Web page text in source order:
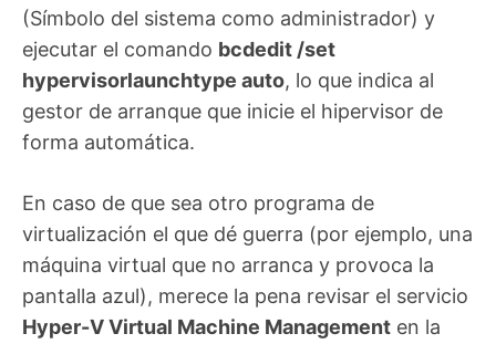
(Símbolo del sistema como administrador) y
ejecutar el comando bcdedit /set
hypervisorlaunchtype auto, lo que indica al
gestor de arranque que inicie el hipervisor de
forma automática.
En caso de que sea otro programa de
virtualización el que dé guerra (por ejemplo, una
máquina virtual que no arranca y provoca la
pantalla azul), merece la pena revisar el servicio
Hyper-V Virtual Machine Management en la